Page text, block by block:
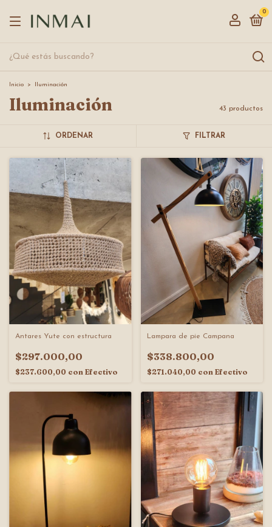
0
Inicio > Iluminación
Iluminación 43 productos
ORDENAR FILTRAR
Antares Yute con estructura
$297.000,00
$237.600,00 con Efectivo
Lampara de pie Campana
$338.800,00
$271.040,00 con Efectivo